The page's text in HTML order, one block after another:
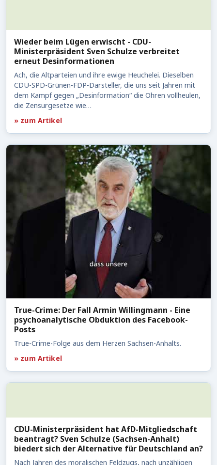
Wieder beim Lügen erwischt - CDU-
Ministerpräsident Sven Schulze verbreitet
erneut Desinformationen
Ach, die Altparteien und ihre ewige Heuchelei. Dieselben
CDU-SPD-Grünen-FDP-Darsteller, die uns seit Jahren mit
dem Kampf gegen „Desinformation“ die Ohren vollheulen,
die Zensurgesetze wie…
» zum Artikel
True-Crime: Der Fall Armin Willingmann - Eine
psychoanalytische Obduktion des Facebook-
Posts
True-Crime-Folge aus dem Herzen Sachsen-Anhalts.
» zum Artikel
CDU-Ministerpräsident hat AfD-Mitgliedschaft
beantragt? Sven Schulze (Sachsen-Anhalt)
biedert sich der Alternative für Deutschland an?
Nach Jahren des moralischen Feldzugs, nach unzähligen